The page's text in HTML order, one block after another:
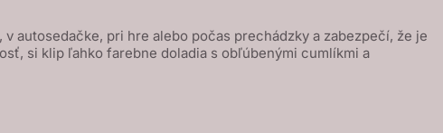
autosedačke, pri hre alebo počas prechádzky a zabezpečí, že je
si klip ľahko farebne doladia s obľúbenými cumlíkmi a